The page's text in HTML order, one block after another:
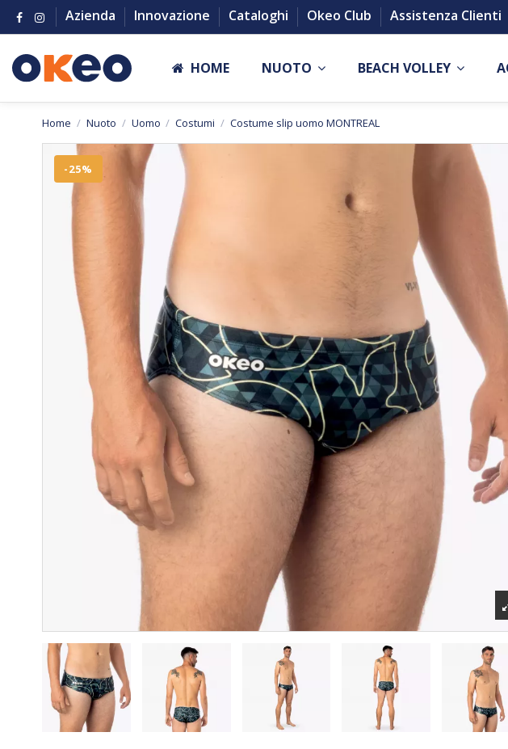
Azienda Innovazione Cataloghi Okeo Club Assistenza Clienti
HOME NUOTO BEACH VOLLEY
Home Nuoto Uomo Costumi Costume slip uomo MONTREAL
-25%